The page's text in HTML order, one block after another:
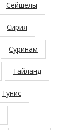
Сейшелы
Сирия
Суринам
Тайланд
Тунис